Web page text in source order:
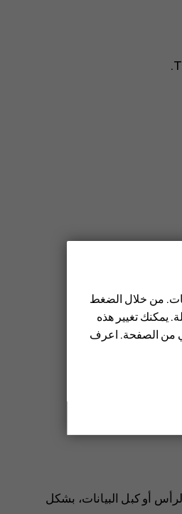
أو كبل البيانات، بشكل
من خلال الضغط
يمكنك تغيير هذه
من الصفحة. اعرف